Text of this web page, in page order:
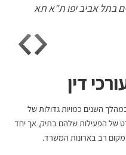
בתל אביב יפו ת"א תא
דין
השנים כמויות גדולות של
של הפעילות שלהם בתיק, אך יחד
רב בארונות המשרד.